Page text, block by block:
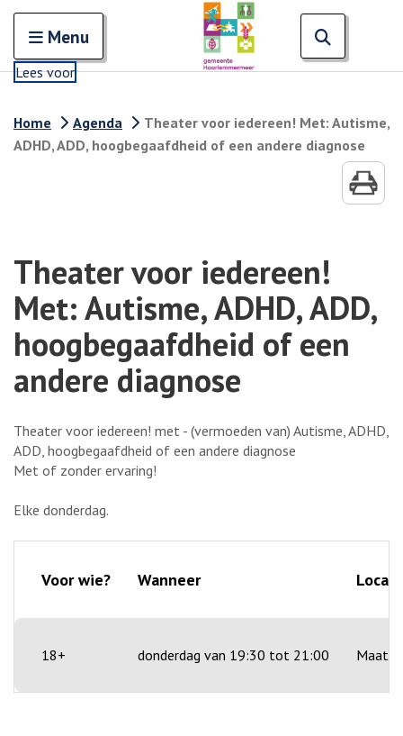
Open en sluit het
Menu
Lees voor
Home Agenda
Theater voor iedereen! Met: Autisme,
ADHD, ADD, hoogbegaafdheid of een andere diagnose
Theater voor iedereen!
Met: Autisme, ADHD, ADD,
hoogbegaafdheid of een
andere diagnose
Theater voor iedereen! met - (vermoeden van) Autisme, ADHD,
ADD, hoogbegaafdheid of een andere diagnose
Met of zonder ervaring!
Elke donderdag.
Voor wie? Wanneer
18+ donderdag van 19:30 tot 21:00